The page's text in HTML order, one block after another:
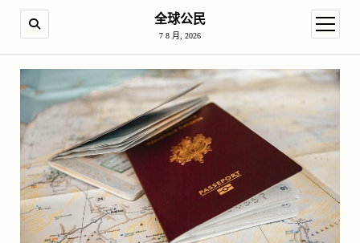
全球公民
7 8 月, 2026
open